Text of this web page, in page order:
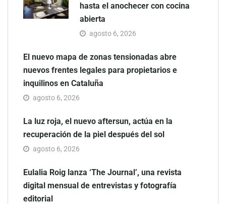
hasta el anochecer con cocina
abierta
agosto 6, 2026
El nuevo mapa de zonas tensionadas abre
nuevos frentes legales para propietarios e
inquilinos en Cataluña
agosto 6, 2026
La luz roja, el nuevo aftersun, actúa en la
recuperación de la piel después del sol
agosto 6, 2026
Eulalia Roig lanza ‘The Journal’, una revista
digital mensual de entrevistas y fotografía
editorial